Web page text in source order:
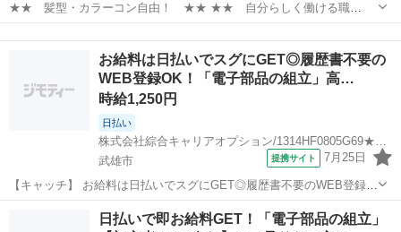
★★ 髪型・カラーコン自由！ ★★ ★★ 自分らしく働ける職
場！ ★★ 安定した会社で、 可愛い動物たちと触れ合いながら ワー
クライフバランスを取りやすい仕事しませんか？ ★WワークOK！【同
お給料は日払いでスグにGET◎履歴書不要の
WEB登録OK！「電子部品の組立」高…
時給1,250円
日払い
武雄市
提携サイト 7月25日
【キャッチ】 お給料は日払いでスグにGET◎履歴書不要のWEB登録
OK！「電子部品の組立」高時給1250円！高橋周辺！20代～40代のス
タッフが多数活躍中★ 【コメント】 弊社なら事前の職場見学が多数！
武雄市 工場
日払いで即お給料GET！「電子部品の組立」